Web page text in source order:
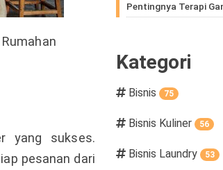
yang sukses.
pesanan dari
Pentingnya Terapi
Kategori
Bisnis 75
Bisnis Kuliner 56
Bisnis Laundry 53